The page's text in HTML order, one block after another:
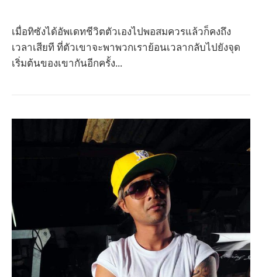
เมื่อทิซังได้อัพเดทชีวิตตัวเองไปพอสมควรแล้วก็คงถึง
เวลาเสียที ที่ตัวเขาจะพาพวกเราย้อนเวลากลับไปยังจุด
เริ่มต้นของเขากันอีกครั้ง...